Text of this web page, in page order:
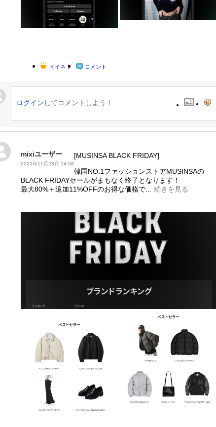
イイネ！ コメント
ログイン してコメントしよう！
mixiユーザー
2022年11月23日 14:58
[MUSINSA BLACK FRIDAY]
韓国NO.1ファッションストアMUSINSAの
BLACK FRIDAYセールがまもなく終了となります！
最大80%＋追加11%OFFのお得な価格で...
続きを見る